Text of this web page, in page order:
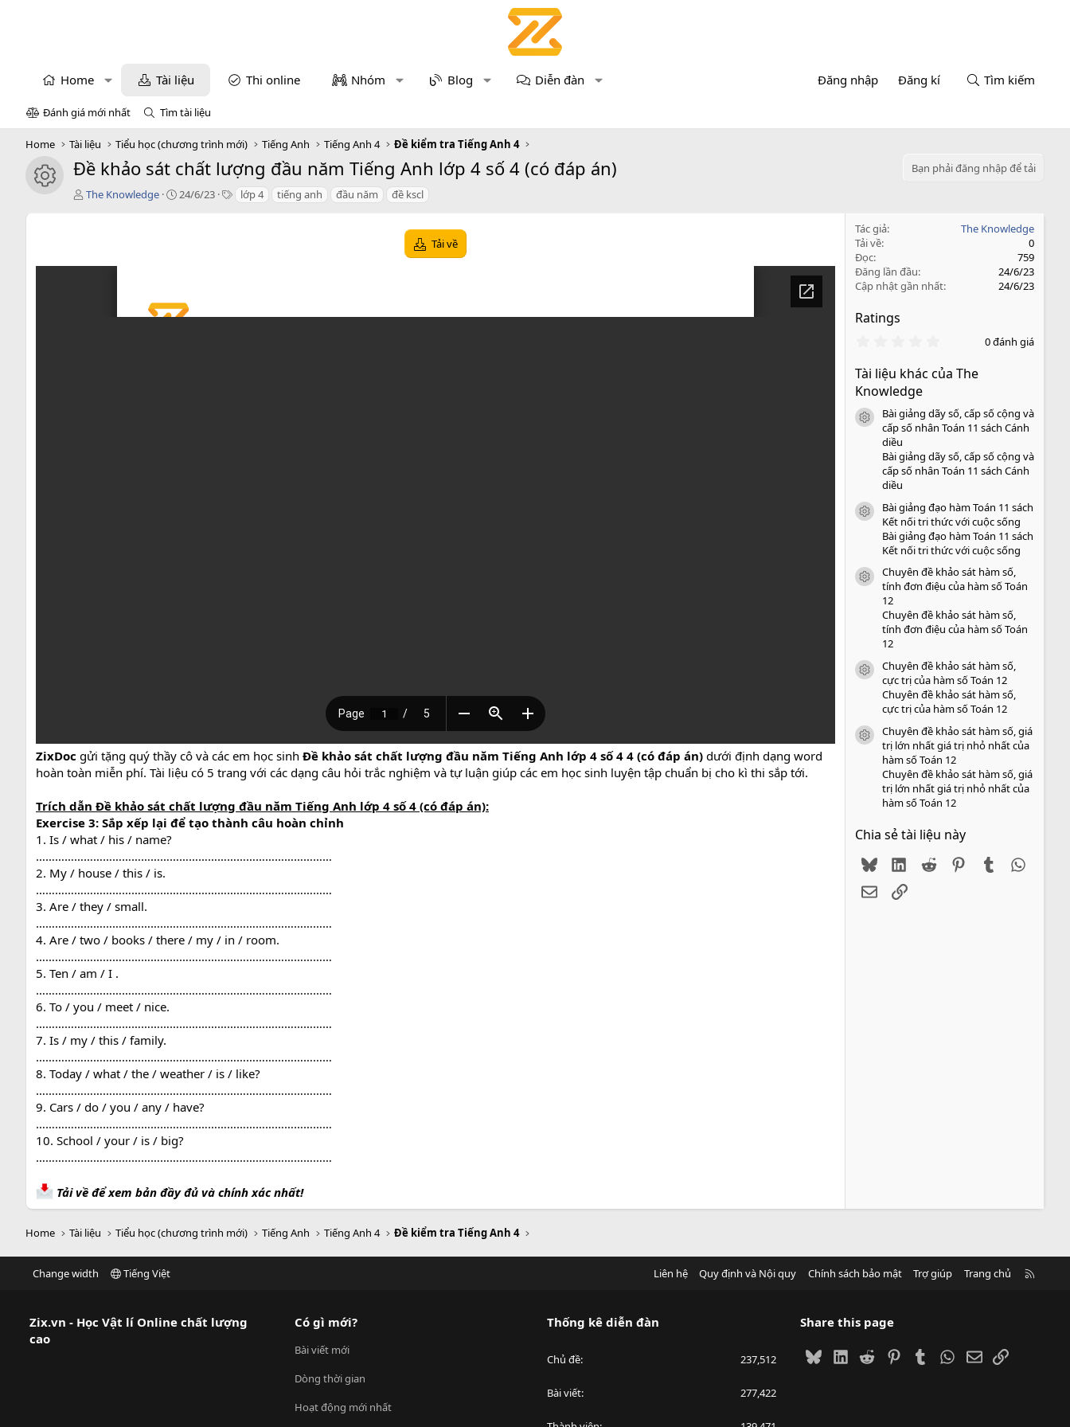
Home Tài liệu Thi online Nhóm Blog Diễn đàn Đăng nhập Đăng kí Tìm kiếm
Đánh giá mới nhất Tìm tài liệu
Home Tài liệu Tiểu học (chương trình mới) Tiếng Anh Tiếng Anh 4 Đề kiểm tra Tiếng Anh 4
icon tài liệu
Đề khảo sát chất lượng đầu năm Tiếng Anh lớp 4 số 4 (có đáp án)
Bạn phải đăng nhập để tải
T
ả
The Knowledge
C
d
24/6/23
T lớp 4 tiếng anh đầu năm đề kscl
Tải về
ZixDoc gửi tặng quý thầy cô và các em học sinh Đề khảo sát chất lượng đầu năm Tiếng Anh lớp 4 số 4 4 (có đáp án) dưới định dạng word
hoàn toàn miễn phí. Tài liệu có 5 trang với các dạng câu hỏi trắc nghiệm và tự luận giúp các em học sinh luyện tập chuẩn bị cho kì thi sắp tới.
Trích dẫn Đề khảo sát chất lượng đầu năm Tiếng Anh lớp 4 số 4 (có đáp án):
Exercise 3: Sắp xếp lại để tạo thành câu hoàn chỉnh
1. Is / what / his / name?
…………………………………………………………………………………
2. My / house / this / is.
…………………………………………………………………………………
3. Are / they / small.
…………………………………………………………………………………
4. Are / two / books / there / my / in / room.
…………………………………………………………………………………
5. Ten / am / I .
…………………………………………………………………………………
6. To / you / meet / nice.
…………………………………………………………………………………
7. Is / my / this / family.
…………………………………………………………………………………
8. Today / what / the / weather / is / like?
…………………………………………………………………………………
9. Cars / do / you / any / have?
…………………………………………………………………………………
10. School / your / is / big?
…………………………………………………………………………………
Tải về để xem bản đầy đủ và chính xác nhất!
Tác giả
The Knowledge
Tải về
0
Đọc
759
Đăng lần đầu
24/6/23
Cập nhật gần nhất
24/6/23
Ratings
0
0
o
0 đánh giá
Tài liệu khác của The
Knowledge
icon tài liệu
Bài giảng dãy số, cấp số cộng và
cấp số nhân Toán 11 sách Cánh
diều
Bài giảng dãy số, cấp số cộng và
cấp số nhân Toán 11 sách Cánh
diều
icon tài liệu
Bài giảng đạo hàm Toán 11 sách
Kết nối tri thức với cuộc sống
Bài giảng đạo hàm Toán 11 sách
Kết nối tri thức với cuộc sống
icon tài liệu
Chuyên đề khảo sát hàm số,
tính đơn điệu của hàm số Toán
12
Chuyên đề khảo sát hàm số,
tính đơn điệu của hàm số Toán
12
icon tài liệu
Chuyên đề khảo sát hàm số,
cực trị của hàm số Toán 12
Chuyên đề khảo sát hàm số,
cực trị của hàm số Toán 12
icon tài liệu
Chuyên đề khảo sát hàm số, giá
trị lớn nhất giá trị nhỏ nhất của
hàm số Toán 12
Chuyên đề khảo sát hàm số, giá
trị lớn nhất giá trị nhỏ nhất của
hàm số Toán 12
Chia sẻ tài liệu này
BlueskyLinkedIn
Reddit PinterestTumblr
EmailLink
Home Tài liệu Tiểu học (chương trình mới) Tiếng Anh Tiếng Anh 4 Đề kiểm tra Tiếng Anh 4
Change width Tiếng Việt Liên hệ Quy định và Nội quy Chính sách bảo mật Trợ giúp Trang chủ
Zix.vn - Học Vật lí Online chất lượng
cao
Có gì mới?
Bài viết mới
Dòng thời gian
Hoạt động mới nhất
Thống kê diễn đàn
Chủ đề 237,512
Bài viết 277,422
Share this page
BlueskyLinkedIn
Reddit PinterestTumblrWhatsApp
EmailLink